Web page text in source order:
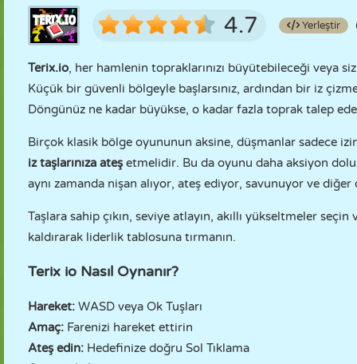
4.7 Yerleştir
Terix.io, her hamlenin topraklarınızı büyütebileceği veya
Küçük bir güvenli bölgeyle başlarsınız, ardından bir iz
Döngünüz ne kadar büyükse, o kadar fazla toprak talep
Birçok klasik bölge oyununun aksine, düşmanlar sadece
iz taşlarınıza ateşetmelidir. Bu da oyunu daha aksiyon dolu
aynı zamanda nişan alıyor, ateş ediyor, savunuyor ve diğer
Taşlara sahip çıkın, seviye atlayın, akıllı yükseltmeler
kaldırarak liderlik tablosuna tırmanın.
Terix io Nasıl Oynanır?
Hareket: WASD veya Ok Tuşları
Amaç: Farenizi hareket ettirin
Ateş edin: Hedefinize doğru Sol Tıklama